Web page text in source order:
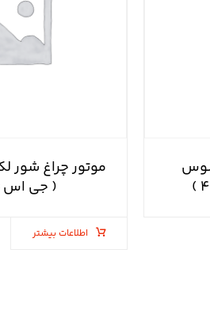
( جی اس ۴۳۰ )
اطلاعات بیشتر